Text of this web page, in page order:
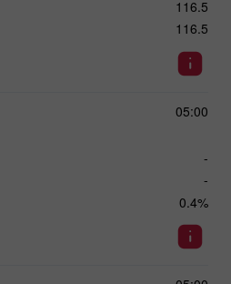
116.5
116.5
05:00
-
-
0.4%